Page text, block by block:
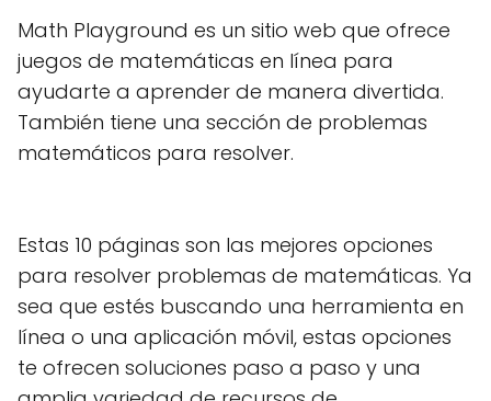
Math Playground es un sitio web que ofrece
juegos de matemáticas en línea para
ayudarte a aprender de manera divertida.
También tiene una sección de problemas
matemáticos para resolver.
Estas 10 páginas son las mejores opciones
para resolver problemas de matemáticas. Ya
sea que estés buscando una herramienta en
línea o una aplicación móvil, estas opciones
te ofrecen soluciones paso a paso y una